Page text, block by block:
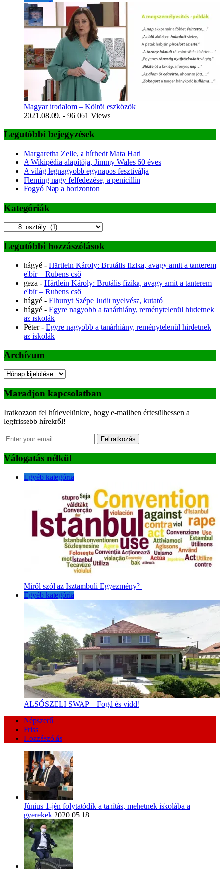
Magyar irodalom – Költői eszközök
2021.08.09. - 96 061 Views
Legutóbbi bejegyzések
Margaretha Zelle, a hírhedt Mata Hari
A Wikipédia alapítója, Jimmy Wales 60 éves
A világ legnagyobb egynapos fesztiválja
Fleming nagy felfedezése, a penicillin
Fogyó Nap a horizonton
Kategóriák
Kategóriák
Legutóbbi hozzászólások
hágyé - Härtlein Károly: Brutális fizika, avagy amit a tanterem
elbír – Rubens cső
geza - Härtlein Károly: Brutális fizika, avagy amit a tanterem
elbír – Rubens cső
hágyé - Elhunyt Szépe Judit nyelvész, kutató
hágyé - Egyre nagyobb a tanárhiány, reménytelenül hirdetnek
az iskolák
Péter- Egyre nagyobb a tanárhiány, reménytelenül hirdetnek
az iskolák
Archívum
Archívum
Maradjon kapcsolatban
Iratkozzon fel hírlevelünkre, hogy e-mailben értesülhessen a
legfrissebb hírekről!
Feliratkozás
Válogatás nélkül
Egyéb kategória
Miről szól az Isztambuli Egyezmény?
Egyéb kategória
ALSÓSZELI SWAP – Fogd és vidd!
Népszerű
Friss
Hozzászólás
Június 1-jén folytatódik a tanítás, mehetnek iskolába a
gyerekek 2020.05.18.